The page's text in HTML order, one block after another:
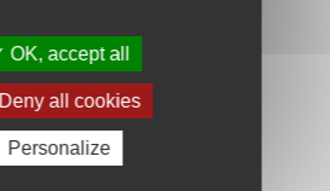
OK, accept all
Deny all cookies
Personalize